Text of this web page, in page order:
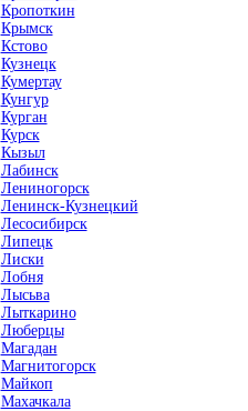
Кропоткин
Крымск
Кстово
Кузнецк
Кумертау
Кунгур
Курган
Курск
Кызыл
Лабинск
Лениногорск
Ленинск-Кузнецкий
Лесосибирск
Липецк
Лиски
Лобня
Лысьва
Лыткарино
Люберцы
Магадан
Магнитогорск
Майкоп
Махачкала